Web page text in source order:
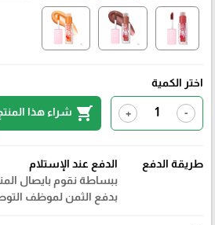
اختر الكمية
-
+
shopping_cart شراء هذا
طريقة الدفع
الدفع عند الإستلام
ببساطة نقوم بايصال
بدفع الثمن لموظف